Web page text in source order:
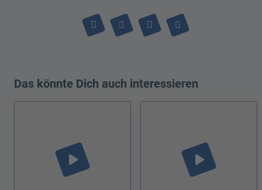
Das könnte Dich auch interessieren
play_arrow play_arrow